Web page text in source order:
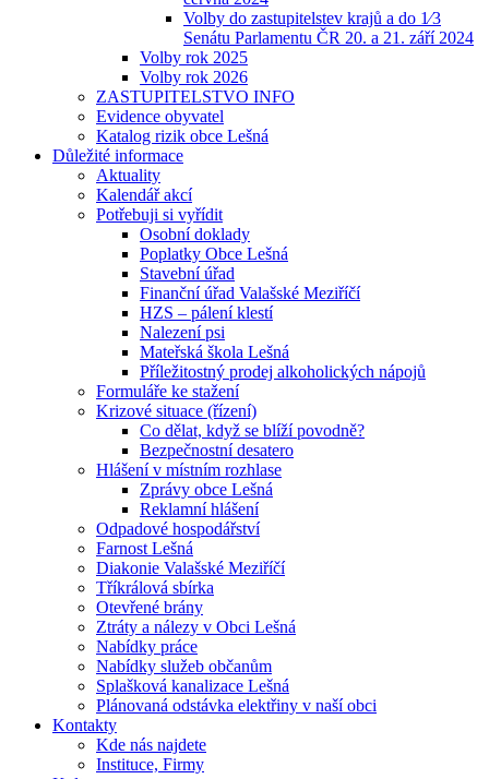
Volby do zastupitelstev krajů a do 1⁄3
Senátu Parlamentu ČR 20. a 21. září 2024
Volby rok 2025
Volby rok 2026
ZASTUPITELSTVO INFO
Evidence obyvatel
Katalog rizik obce Lešná
Důležité informace
Aktuality
Kalendář akcí
Potřebuji si vyřídit
Osobní doklady
Poplatky Obce Lešná
Stavební úřad
Finanční úřad Valašské Meziříčí
HZS – pálení klestí
Nalezení psi
Mateřská škola Lešná
Příležitostný prodej alkoholických nápojů
Formuláře ke stažení
Krizové situace (řízení)
Co dělat, když se blíží povodně?
Bezpečnostní desatero
Hlášení v místním rozhlase
Zprávy obce Lešná
Reklamní hlášení
Odpadové hospodářství
Farnost Lešná
Diakonie Valašské Meziříčí
Tříkrálová sbírka
Otevřené brány
Ztráty a nálezy v Obci Lešná
Nabídky práce
Nabídky služeb občanům
Splašková kanalizace Lešná
Plánovaná odstávka elektřiny v naší obci
Kontakty
Kde nás najdete
Instituce, Firmy